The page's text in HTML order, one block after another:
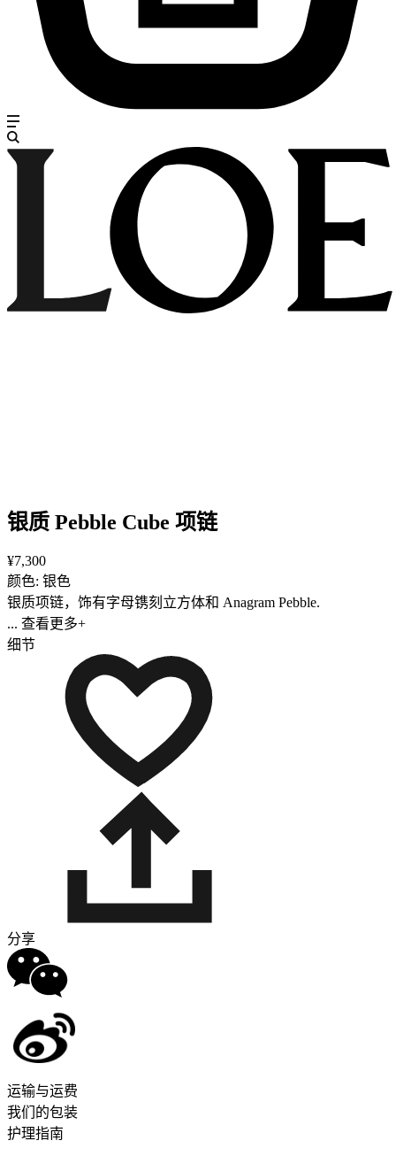
银质 Pebble Cube 项链
¥7,300
颜色: 银色
银质项链，饰有字母镌刻立方体和 Anagram Pebble.
... 查看更多+
细节
分享
运输与运费
我们的包装
护理指南